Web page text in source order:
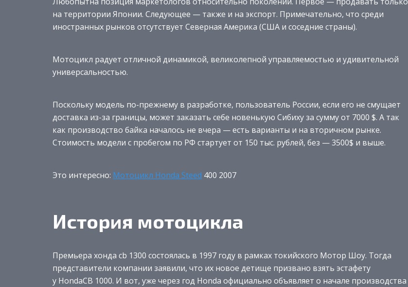
на территории Японии. Следующее — также и на экспорт. Примечательно, что среди
иностранных рынков отсутствует Северная Америка (США и соседние страны).
Мотоцикл радует отличной динамикой, великолепной управляемостью и удивительной
универсальностью.
Поскольку модель по-прежнему в разработке, пользователь России, если его не смущает
доставка из-за границы, может заказать себе новенькую Сибиху за сумму от 7000 $. А так
как производство байка началось не вчера — есть варианты и на вторичном рынке.
Стоимость модели с пробегом по РФ стартует от 150 тыс. рублей, без — 3500$ и выше.
Это интересно: Мотоцикл Honda Steed 400 2007
История мотоцикла
Премьера хонда cb 1300 состоялась в 1997 году в рамках токийского Мотор Шоу. Тогда
представители компании заявили, что их новое детище призвано взять эстафету
у HondaCB 1000. И вот, уже через год Honda официально объявляет о начале производства